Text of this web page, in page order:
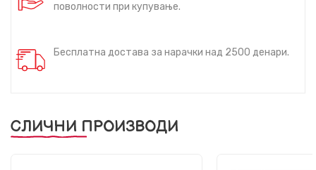
поволности при купување.
Бесплатна достава за нарачки над 2500 денари.
СЛИЧНИ ПРОИЗВОДИ